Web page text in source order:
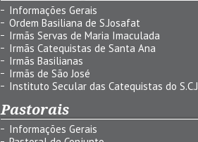
Informações Gerais
Ordem Basiliana de S.Josafat
Irmãs Servas de Maria Imaculada
Irmãs Catequistas de Santa Ana
Irmãs Basilianas
Irmãs de São José
Instituto Secular das Catequistas do S.C.J
Pastorais
Informações Gerais